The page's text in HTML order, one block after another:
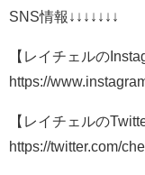
SNS情報↓↓↓↓↓↓↓
【レイチェルの
https://
【レイチェルの
https://twitter.com/